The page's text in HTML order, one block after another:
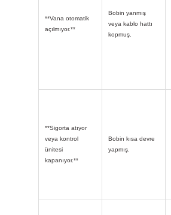
**Vana otomatik
açılmıyor.**
Bobin yanmış
veya kablo hattı
kopmuş.
**Sigorta atıyor
veya kontrol
ünitesi
kapanıyor.**
Bobin kısa devre
yapmış.